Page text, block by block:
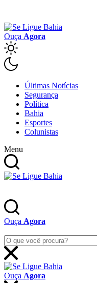
Ouça Agora
Últimas Notícias
Segurança
Política
Bahia
Esportes
Colunistas
Menu
Ouça Agora
Ouça Agora